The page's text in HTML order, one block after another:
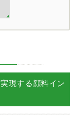
現する顔料イン